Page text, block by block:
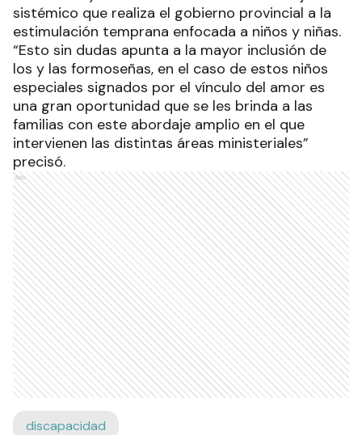
Por su parte el ingeniero Luis Basterra, ministro
de Cultura y Educación se refirió al abordaje
sistémico que realiza el gobierno provincial a la
estimulación temprana enfocada a niños y niñas.
“Esto sin dudas apunta a la mayor inclusión de
los y las formoseñas, en el caso de estos niños
especiales signados por el vínculo del amor es
una gran oportunidad que se les brinda a las
familias con este abordaje amplio en el que
intervienen las distintas áreas ministeriales”
precisó.
Ads